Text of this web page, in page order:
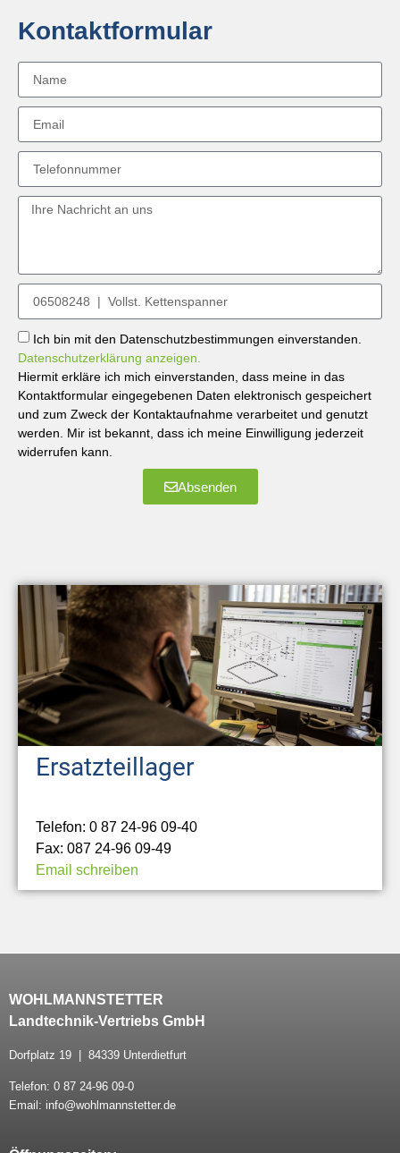
Kontaktformular
Ich bin mit den Datenschutzbestimmungen einverstanden.
Datenschutzerklärung anzeigen.
Hiermit erkläre ich mich einverstanden, dass meine in das
Kontaktformular eingegebenen Daten elektronisch gespeichert
und zum Zweck der Kontaktaufnahme verarbeitet und genutzt
werden. Mir ist bekannt, dass ich meine Einwilligung jederzeit
widerrufen kann.
Absenden
Ersatzteillager
Telefon: 0 87 24-96 09-40
Fax: 087 24-96 09-49
Email schreiben
WOHLMANNSTETTER
Landtechnik-Vertriebs GmbH
Dorfplatz 19 | 84339 Unterdietfurt
Telefon: 0 87 24-96 09-0
Email: info@wohlmannstetter.de